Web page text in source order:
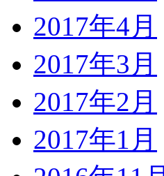
2017年4月
2017年3月
2017年2月
2017年1月